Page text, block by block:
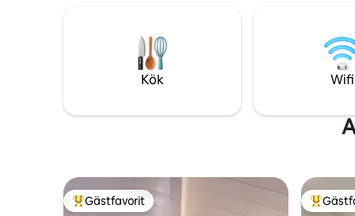
verandan eller i den privata trädgården
och njuta av solnedgången i total lugn. En
speciell tillflyktsort av stil och komfort.
denna
med
historia,
Kök Wifi
Populär gästfavorit
Gästfavorit